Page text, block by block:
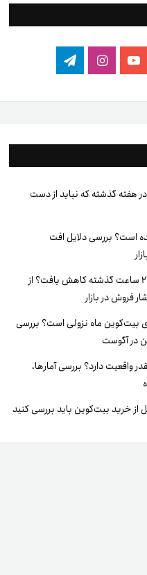
یوتیوباینستاگرام
تلگرام
در هفته گذشته که نباید از دست
است؟ بررسی دلایل افت
چرا قیمت رمزارزها در ۲۴ ساعت گذشته کاهش یافت؟ از
فروش در بازار
بیت‌کوین ماه نزولی است؟ بررسی
در آگوست
واقعیت دارد؟ بررسی آمارها،